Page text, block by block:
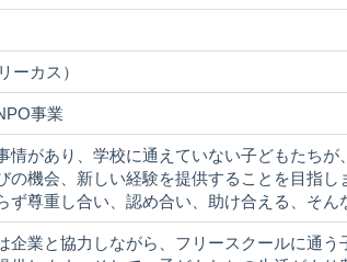
ーカス）
事業
情があり、学校に通えていない子どもたちが
の機会、新しい経験を提供することを目指
ず尊重し合い、認め合い、助け合える、そん
企業と協力しながら、フリースクールに通